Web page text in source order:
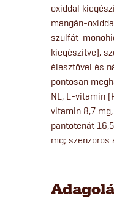
oxiddal
mangán-
szulfát-
kiegészítve),
élesztővel és
pontosan
NE, E-vitamin
vitamin 8,7
pantotenát
mg; szenzoros